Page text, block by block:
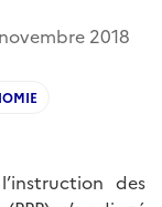
2018
des